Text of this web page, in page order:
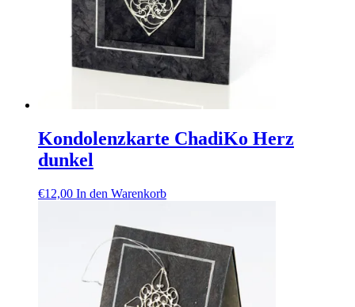
Kondolenzkarte ChadiKo Herz
dunkel
€12,00 In den Warenkorb